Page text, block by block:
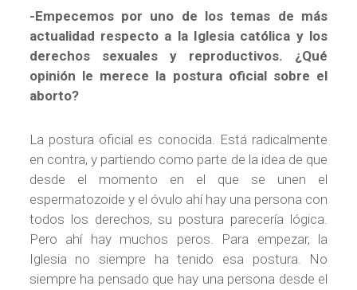
-Empecemos por uno de los temas de más
actualidad respecto a la Iglesia católica y los
derechos sexuales y reproductivos. ¿Qué
opinión le merece la postura oficial sobre el
aborto?
La postura oficial es conocida. Está radicalmente
en contra, y partiendo como parte de la idea de que
desde el momento en el que se unen el
espermatozoide y el óvulo ahí hay una persona con
todos los derechos, su postura parecería lógica.
Pero ahí hay muchos peros. Para empezar, la
Iglesia no siempre ha tenido esa postura. No
siempre ha pensado que hay una persona desde el